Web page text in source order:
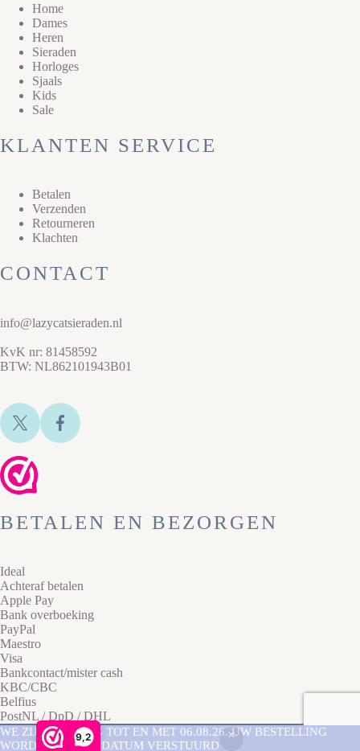
9,2
WE ZIJN AFWEZIG TOT EN MET 06.08.26. UW BESTELLING
WORDT NA DEZE DATUM VERSTUURD
Home
Dames
Heren
Sieraden
Horloges
Sjaals
Kids
Sale
KLANTEN SERVICE
Betalen
Verzenden
Retourneren
Klachten
CONTACT
info@lazycatsieraden.nl
KvK nr: 81458592
BTW: NL862101943B01
BETALEN EN BEZORGEN
Ideal
Achteraf betalen
Apple Pay
Bank overboeking
PayPal
Maestro
Visa
Bankcontact/mister cash
KBC/CBC
Belfius
PostNL / DpD / DHL
Copyright © 2026 Lazy Cat Sieraden - Privacyverklaring-
Sitemap- Website laten maken door